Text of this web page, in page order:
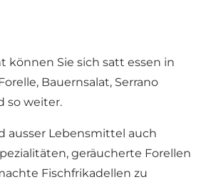
können Sie sich satt essen in
Bauernsalat, Serrano
so weiter.
ausser Lebensmittel auch
geräucherte Forellen
Fischfrikadellen zu